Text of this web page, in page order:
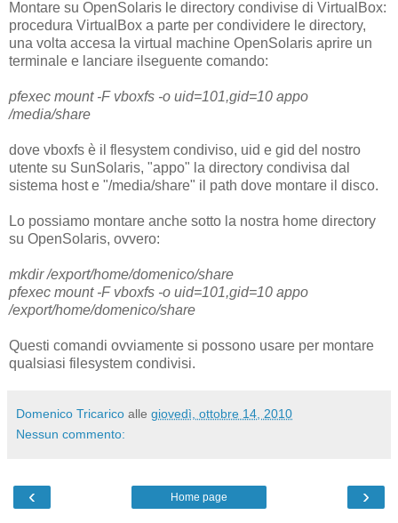
Montare su OpenSolaris le directory condivise di VirtualBox:
procedura VirtualBox a parte per condividere le directory,
una volta accesa la virtual machine OpenSolaris aprire un
terminale e lanciare ilseguente comando:
pfexec mount -F vboxfs -o uid=101,gid=10 appo
/media/share
dove vboxfs è il flesystem condiviso, uid e gid del nostro
utente su SunSolaris, "appo" la directory condivisa dal
sistema host e "/media/share" il path dove montare il disco.
Lo possiamo montare anche sotto la nostra home directory
su OpenSolaris, ovvero:
mkdir /export/home/domenico/share
pfexec mount -F vboxfs -o uid=101,gid=10 appo
/export/home/domenico/share
Questi comandi ovviamente si possono usare per montare
qualsiasi filesystem condivisi.
Domenico Tricarico alle giovedì, ottobre 14, 2010
Nessun commento:
‹ ›
Home page